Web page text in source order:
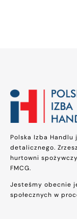
Polska Izba
detalicznego.
hurtowni
FMCG.
Jesteśmy obecnie
społecznych w